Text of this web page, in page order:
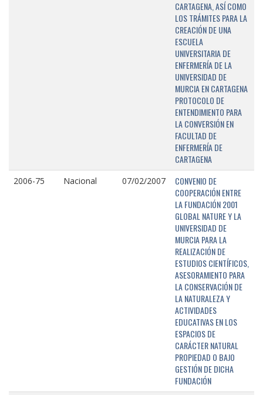
CARTAGENA, ASÍ COMO
LOS TRÁMITES PARA LA
CREACIÓN DE UNA
ESCUELA
UNIVERSITARIA DE
ENFERMERÍA DE LA
UNIVERSIDAD DE
MURCIA EN CARTAGENA
PROTOCOLO DE
ENTENDIMIENTO PARA
LA CONVERSIÓN EN
FACULTAD DE
ENFERMERÍA DE
CARTAGENA
2006-75 Nacional 07/02/2007
CONVENIO DE
COOPERACIÓN ENTRE
LA FUNDACIÓN 2001
GLOBAL NATURE Y LA
UNIVERSIDAD DE
MURCIA PARA LA
REALIZACIÓN DE
ESTUDIOS CIENTÍFICOS,
ASESORAMIENTO PARA
LA CONSERVACIÓN DE
LA NATURALEZA Y
ACTIVIDADES
EDUCATIVAS EN LOS
ESPACIOS DE
CARÁCTER NATURAL
PROPIEDAD O BAJO
GESTIÓN DE DICHA
FUNDACIÓN